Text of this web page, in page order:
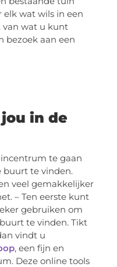
elk wat wils in een
van wat u kunt
bezoek aan een
in de
te gaan
buurt te vinden.
veel gemakkelijker
– Ten eerste kunt
gebruiken om
te vinden. Tikt
vindt u
, een fijn en
Deze online tools